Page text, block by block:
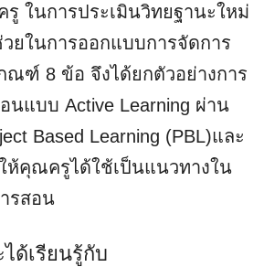
ในการประเมินวิทยฐานะใหม่
ยในการออกแบบการจัดการ
ณฑ์ 8 ข้อ จึงได้ยกตัวอย่างการ
นแบบ Active Learning ผ่าน
Based Learning (PBL)และ
ให้คุณครูได้ใช้เป็นแนวทางใน
รสอน
ด้เรียนรู้กับ